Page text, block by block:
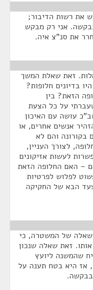
את רשות הדיבור;
אני רק מבקש
את סנ"צ איה.
זאת שאלת המשך
בדיונים חלופות?
הזאת? בין
על כל הצעת
עושה עם האיכון
אנשים אחרים, או
בקורונה והם לא
לצורך העניין,
לעשות אזיקונים
– האם החלופה הזאת
לפלוש לפרטיות
הבא של החקיקה
שאלה של המשטרה, כי
זאת שאלה שנכון
שהמשנה ליועץ
אז היא בטח תענה על
בבקשה.